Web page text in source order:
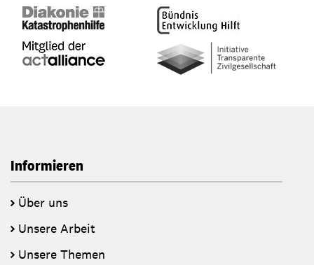
Informieren
Über uns
Unsere Arbeit
Unsere Themen